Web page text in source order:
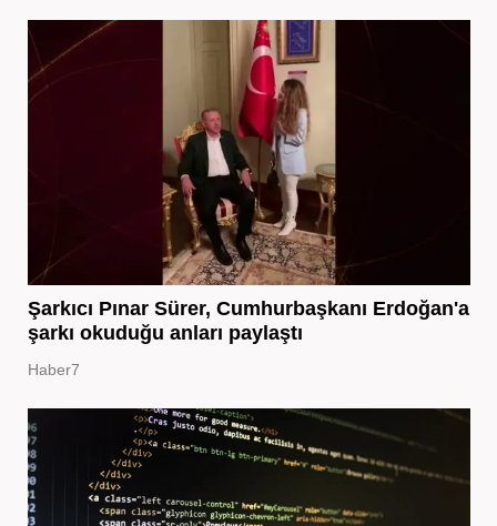
Şarkıcı Pınar Sürer, Cumhurbaşkanı Erdoğan'a
şarkı okuduğu anları paylaştı
Haber7